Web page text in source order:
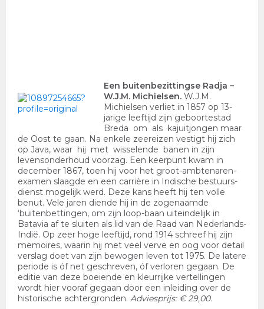
Een buitenbezittingse Radja –
W.J.M. Michielsen. W.J.M.
Michielsen verliet in 1857 op 13-
jarige leeftijd zijn geboortestad
Breda om als kajuitjongen maar
de Oost te gaan. Na enkele zeereizen vestigt hij zich
op Java, waar hij met wisselende banen in zijn
levensonderhoud voorzag. Een keerpunt kwam in
december 1867, toen hij voor het groot-ambtenaren-
examen slaagde en een carrière in Indische bestuurs-
dienst mogelijk werd. Deze kans heeft hij ten volle
benut. Vele jaren diende hij in de zogenaamde
‘buitenbettingen, om zijn loop-baan uiteindelijk in
Batavia af te sluiten als lid van de Raad van Nederlands-
Indië. Op zeer hoge leeftijd, rond 1914 schreef hij zijn
memoires, waarin hij met veel verve en oog voor detail
verslag doet van zijn bewogen leven tot 1975. De latere
periode is óf net geschreven, óf verloren gegaan. De
editie van deze boeiende en kleurrijke vertellingen
wordt hier vooraf gegaan door een inleiding over de
historische achtergronden. Adviesprijs: € 29,00.